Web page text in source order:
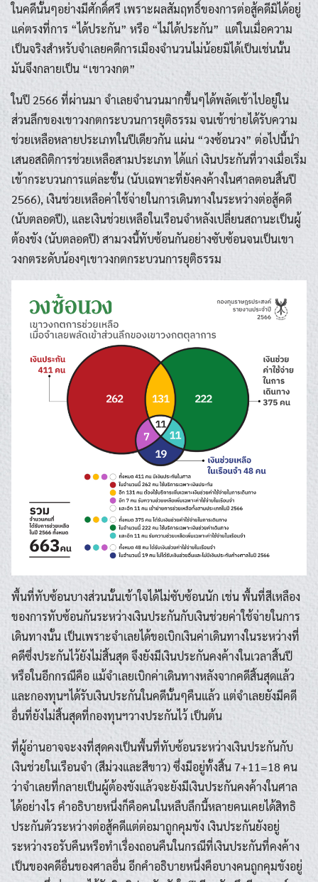
ในคดีนั้นๆอย่างมีศักดิ์ศรี เพราะผลสัมฤทธิ์ของการต่อสู้คดีมิได้อยู่
แค่ตรงที่การ “ได้ประกัน” หรือ “ไม่ได้ประกัน” แต่ในเมื่อความ
เป็นจริงสำหรับจำเลยคดีการเมืองจำนวนไม่น้อยมิได้เป็นเช่นนั้น
มันจึงกลายเป็น “เขาวงกต”
ในปี 2566 ที่ผ่านมา จำเลยจำนวนมากขึ้นๆได้พลัดเข้าไปอยู่ใน
ส่วนลึกของเขาวงกตกระบวนการยุติธรรม จนเข้าข่ายได้รับความ
ช่วยเหลือหลายประเภทในปีเดียวกัน แผ่น “วงซ้อนวง” ต่อไปนี้นำ
เสนอสถิติการช่วยเหลือสามประเภท ได้แก่ เงินประกันที่วางเมื่อเริ่ม
เข้ากระบวนการแต่ละชั้น (นับเฉพาะที่ยังคงค้างในศาลตอนสิ้นปี
2566), เงินช่วยเหลือค่าใช้จ่ายในการเดินทางในระหว่างต่อสู้คดี
(นับตลอดปี), และเงินช่วยเหลือในเรือนจำหลังเปลี่ยนสถานะเป็นผู้
ต้องขัง (นับตลอดปี) สามวงนี้ทับซ้อนกันอย่างซับซ้อนจนเป็นเขา
วงกตระดับน้องๆเขาวงกตกระบวนการยุติธรรม
พื้นที่ทับซ้อนบางส่วนนั้นเข้าใจได้ไม่ซับซ้อนนัก เช่น พื้นที่สีเหลือง
ของการทับซ้อนกันระหว่างเงินประกันกับเงินช่วยค่าใช้จ่ายในการ
เดินทางนั้น เป็นเพราะจำเลยได้ขอเบิกเงินค่าเดินทางในระหว่างที่
คดีซึ่งประกันไว้ยังไม่สิ้นสุด จึงยังมีเงินประกันคงค้างในเวลาสิ้นปี
หรือในอีกกรณีคือ แม้จำเลยเบิกค่าเดินทางหลังจากคดีสิ้นสุดแล้ว
และกองทุนฯได้รับเงินประกันในคดีนั้นๆคืนแล้ว แต่จำเลยยังมีคดี
อื่นที่ยังไม่สิ้นสุดที่กองทุนฯวางประกันไว้ เป็นต้น
ที่ผู้อ่านอาจจะงงที่สุดคงเป็นพื้นที่ทับซ้อนระหว่างเงินประกันกับ
เงินช่วยในเรือนจำ (สีม่วงและสีขาว) ซึ่งมีอยู่ทั้งสิ้น 7+11=18 คน
ว่าจำเลยที่กลายเป็นผู้ต้องขังแล้วจะยังมีเงินประกันคงค้างในศาล
ได้อย่างไร คำอธิบายหนึ่งก็คือคนในหลืบลึกนี้หลายคนเคยได้สิทธิ
ประกันตัวระหว่างต่อสู้คดีแต่ต่อมาถูกคุมขัง เงินประกันยังอยู่
ระหว่างรอรับคืนหรือทำเรื่องถอนคืนในกรณีที่เงินประกันที่คงค้าง
เป็นของคดีอื่นของศาลอื่น อีกคำอธิบายหนึ่งคือบางคนถูกคุมขังอยู่